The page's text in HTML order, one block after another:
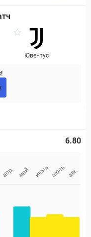
Ювентус
6.80